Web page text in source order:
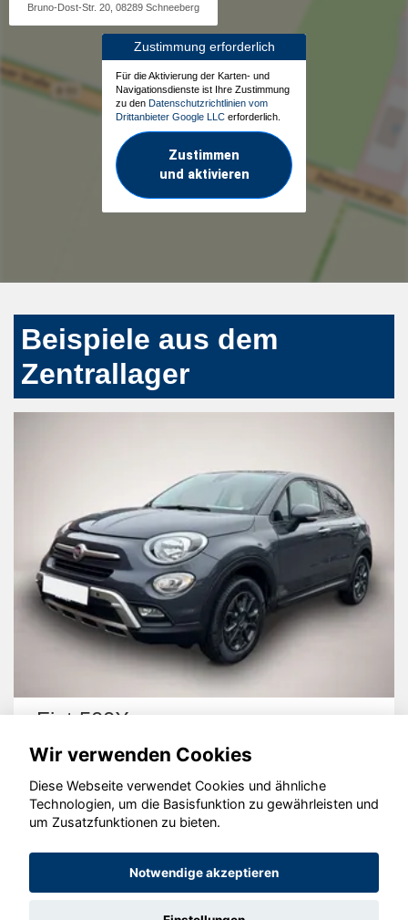
Bruno-Dost-Str. 20, 08289 Schneeberg
Zustimmung erforderlich
Für die Aktivierung der Karten- und
Navigationsdienste ist Ihre Zustimmung
zu den Datenschutzrichtlinien vom
Drittanbieter Google LLC erforderlich.
Zustimmen
und aktivieren
Beispiele aus dem
Zentrallager
Fiat 500X
© konjunkturmotor.de GmbH 2020 - 2026
Wir verwenden Cookies
Diese Webseite verwendet Cookies und ähnliche
Technologien, um die Basisfunktion zu gewährleisten und
um Zusatzfunktionen zu bieten.
Notwendige akzeptieren